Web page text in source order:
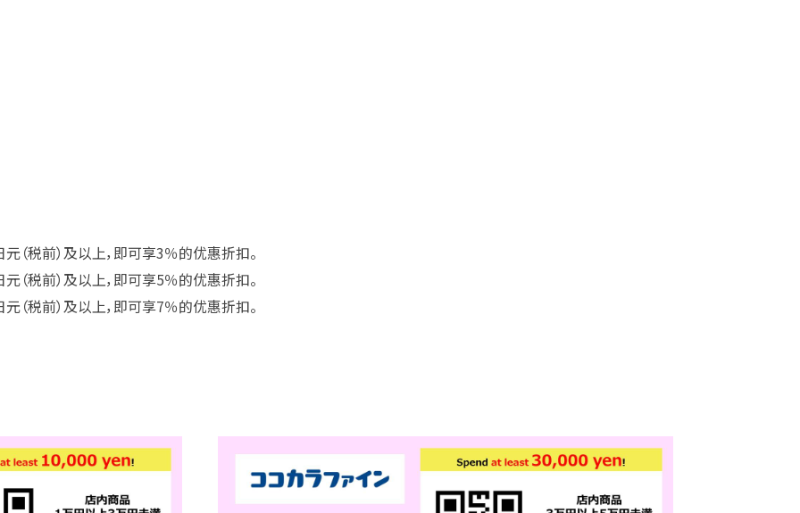
税前）及以上，即可享3％的优惠折扣。
税前）及以上，即可享5％的优惠折扣。
税前）及以上，即可享7％的优惠折扣。